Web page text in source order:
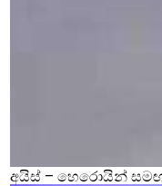
අයිස් – හෙරොයින් සමඟ